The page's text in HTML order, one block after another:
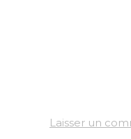
Laisser un